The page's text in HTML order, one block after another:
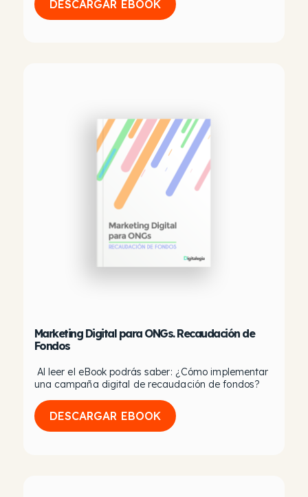
DESCARGAR EBOOK
Marketing Digital para ONGs. Recaudación de
Fondos
Al leer el eBook podrás saber: ¿Cómo implementar
una campaña digital de recaudación de fondos?
DESCARGAR EBOOK